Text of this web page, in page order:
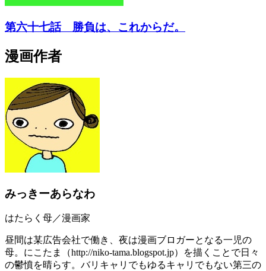
第六十七話 勝負は、これからだ。
漫画作者
みっきーあらなわ
はたらく母／漫画家
昼間は某広告会社で働き、夜は漫画ブロガーとなる一児の
母。にこたま（http://niko-tama.blogspot.jp）を描くことで日々
の鬱憤を晴らす。バリキャリでもゆるキャリでもない第三の